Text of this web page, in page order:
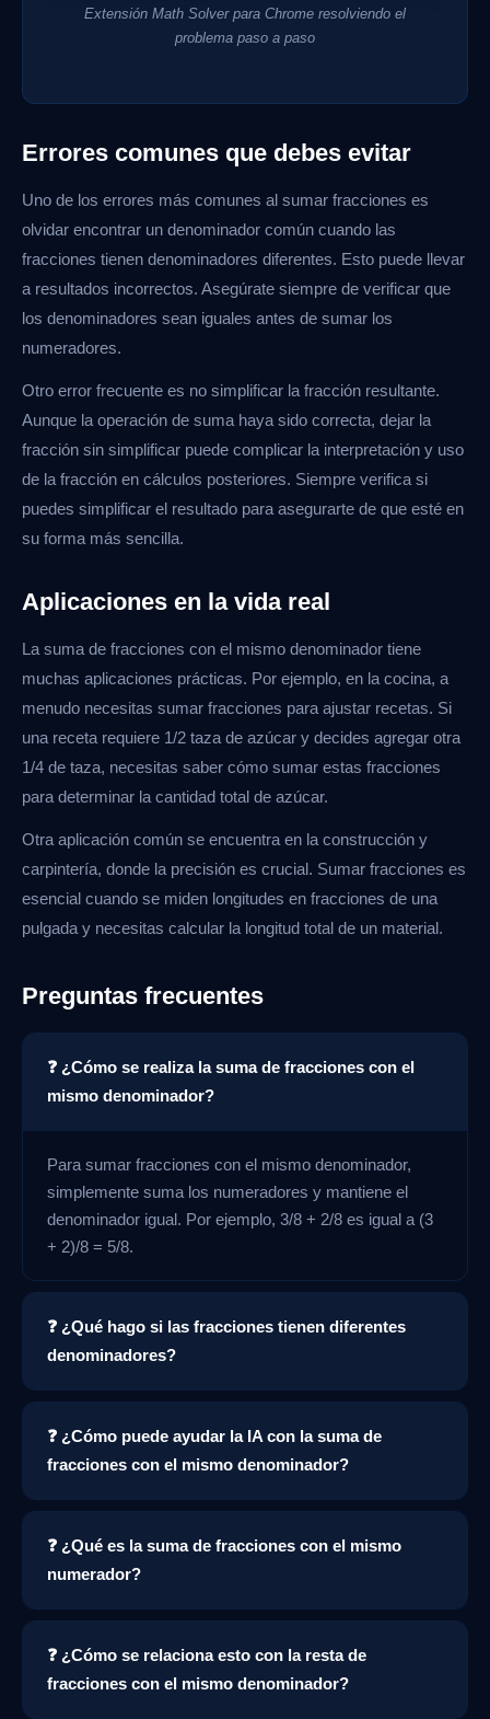
Extensión Math Solver para Chrome resolviendo el
problema paso a paso
Errores comunes que debes evitar
Uno de los errores más comunes al sumar fracciones es
olvidar encontrar un denominador común cuando las
fracciones tienen denominadores diferentes. Esto puede llevar
a resultados incorrectos. Asegúrate siempre de verificar que
los denominadores sean iguales antes de sumar los
numeradores.
Otro error frecuente es no simplificar la fracción resultante.
Aunque la operación de suma haya sido correcta, dejar la
fracción sin simplificar puede complicar la interpretación y uso
de la fracción en cálculos posteriores. Siempre verifica si
puedes simplificar el resultado para asegurarte de que esté en
su forma más sencilla.
Aplicaciones en la vida real
La suma de fracciones con el mismo denominador tiene
muchas aplicaciones prácticas. Por ejemplo, en la cocina, a
menudo necesitas sumar fracciones para ajustar recetas. Si
una receta requiere 1/2 taza de azúcar y decides agregar otra
1/4 de taza, necesitas saber cómo sumar estas fracciones
para determinar la cantidad total de azúcar.
Otra aplicación común se encuentra en la construcción y
carpintería, donde la precisión es crucial. Sumar fracciones es
esencial cuando se miden longitudes en fracciones de una
pulgada y necesitas calcular la longitud total de un material.
Preguntas frecuentes
❓ ¿Cómo se realiza la suma de fracciones con el
mismo denominador?
Para sumar fracciones con el mismo denominador,
simplemente suma los numeradores y mantiene el
denominador igual. Por ejemplo, 3/8 + 2/8 es igual a (3
+ 2)/8 = 5/8.
❓ ¿Qué hago si las fracciones tienen diferentes
denominadores?
❓ ¿Cómo puede ayudar la IA con la suma de
fracciones con el mismo denominador?
❓ ¿Qué es la suma de fracciones con el mismo
numerador?
❓ ¿Cómo se relaciona esto con la resta de
fracciones con el mismo denominador?